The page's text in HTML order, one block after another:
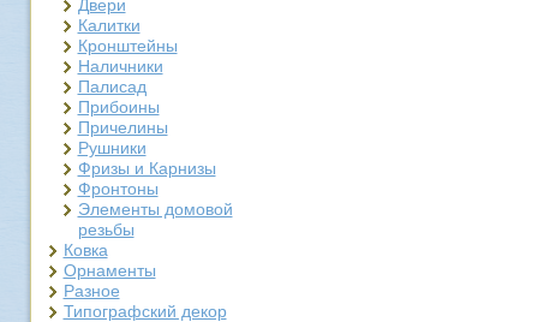
Двери
Калитки
Кронштейны
Наличники
Палисад
Прибоины
Причелины
Рушники
Фризы и Карнизы
Фронтоны
Элементы домовой
резьбы
Ковка
Орнаменты
Разное
Типографский декор